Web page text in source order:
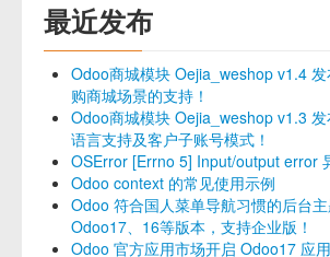
最近发布
Odoo商城模块 Oejia_weshop v1.4
购商城场景的支持！
Odoo商城模块 Oejia_weshop v1.3
语言支持及客户子账号模式！
OSError [Errno 5] Input/output error
Odoo context 的常见使用示例
Odoo 符合国人菜单导航习惯的后台
Odoo17、16等版本，支持企业版！
Odoo 官方应用市场开启 Odoo17 应